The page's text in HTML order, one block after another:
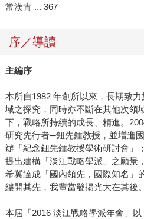
常漢青 ... 367
序／導讀
主編序
本所自1982 年創所以來，長期致
域之探究，同時亦不斷在其他次領
下，戰略所持續的成長、精進。
研究先行者─鈕先鍾教授，並增進
辦「紀念鈕先鍾教授學術研討會」
提出建構「淡江戰略學派」之願景
希冀達成「國內領先，國際知名」
縷開其先，我輩當發揚光大在其後。
本屆「2016 淡江戰略學派年會」